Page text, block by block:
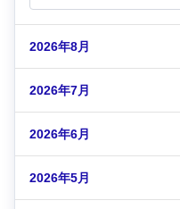
2026年8月
2026年7月
2026年6月
2026年5月